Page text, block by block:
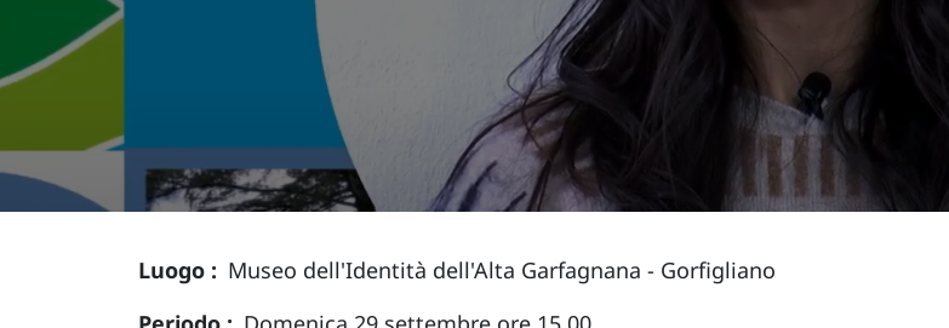
Luogo
Museo dell'Identità dell'Alta Garfagnana - Gorfigliano